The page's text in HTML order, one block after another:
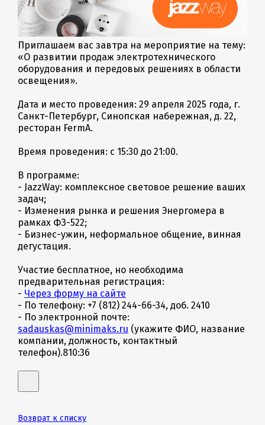
Приглашаем вас завтра на мероприятие на тему:
«О развитии продаж электротехнического
оборудования и передовых решениях в области
освещения».
Дата и место проведения: 29 апреля 2025 года, г.
Санкт-Петербург, Синопская набережная, д. 22,
ресторан FermA.
Время проведения: с 15:30 до 21:00.
В программе:
- JazzWay: комплексное световое решение ваших
задач;
- Изменения рынка и решения Энергомера в
рамках ФЗ-522;
- Бизнес-ужин, неформальное общение, винная
дегустация.
Участие бесплатное, но необходима
предварительная регистрация:
- Через форму на сайте
- По телефону: +7 (812) 244-66-34, доб. 2410
- По электронной почте:
sadauskas@minimaks.ru (укажите ФИО, название
компании, должность, контактный
телефон).810:36
Возврат к списку